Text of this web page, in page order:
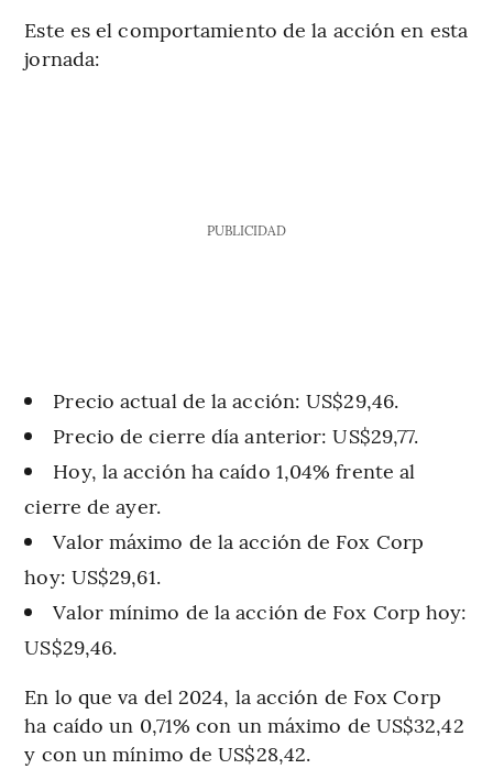
Este es el comportamiento de la acción en esta
jornada:
PUBLICIDAD
Precio actual de la acción: US$29,46.
Precio de cierre día anterior: US$29,77.
Hoy, la acción ha caído 1,04% frente al
cierre de ayer.
Valor máximo de la acción de Fox Corp
hoy: US$29,61.
Valor mínimo de la acción de Fox Corp hoy:
US$29,46.
En lo que va del 2024, la acción de Fox Corp
ha caído un 0,71% con un máximo de US$32,42
y con un mínimo de US$28,42.